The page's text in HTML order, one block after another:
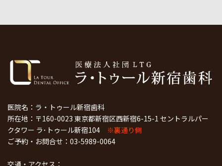
医院名：ラ・トゥール新宿歯科
所在地：〒160-0023 東京都新宿区西新宿6-15-1 セントラルパー
クタワー ラ･トゥール新宿104 ※裏通り側
ご予約・お問合せ： 03-5989-0064
交通・アクセス：